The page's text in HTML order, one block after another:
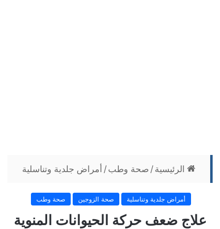
الرئيسية/ صحة وطب/ أمراض جلدية وتناسلية
أمراض جلدية وتناسلية صحة الزوجين صحة وطب
علاج ضعف حركة الحيوانات المنوية